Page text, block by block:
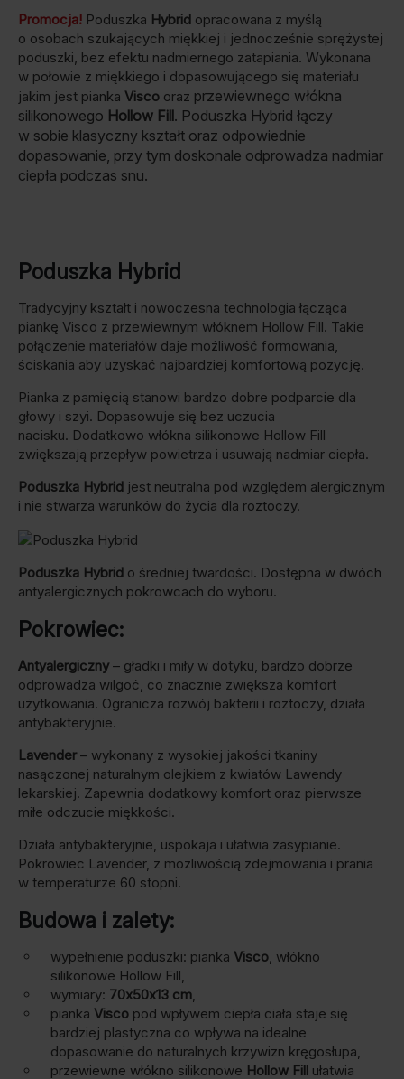
Promocja! Poduszka Hybrid opracowana z myślą
o osobach szukających miękkiej i jednocześnie sprężystej
poduszki, bez efektu nadmiernego zatapiania. Wykonana
w połowie z miękkiego i dopasowującego się materiału
jakim jest pianka Visco oraz przewiewnego włókna
silikonowego Hollow Fill . Poduszka Hybrid łączy
w sobie klasyczny kształt oraz odpowiednie
dopasowanie, przy tym doskonale odprowadza nadmiar
ciepła podczas snu.
Poduszka Hybrid
Tradycyjny kształt i nowoczesna technologia łącząca
piankę Visco z przewiewnym włóknem Hollow Fill. Takie
połączenie materiałów daje możliwość formowania,
ściskania aby uzyskać najbardziej komfortową pozycję.
Pianka z pamięcią stanowi bardzo dobre podparcie dla
głowy i szyi. Dopasowuje się bez uczucia
nacisku. Dodatkowo włókna silikonowe Hollow Fill
zwiększają przepływ powietrza i usuwają nadmiar ciepła.
Poduszka Hybrid jest neutralna pod względem alergicznym
i nie stwarza warunków do życia dla roztoczy.
Poduszka Hybrid o średniej twardości. Dostępna w dwóch
antyalergicznych pokrowcach do wyboru.
Pokrowiec:
Antyalergiczny – gładki i miły w dotyku, bardzo dobrze
odprowadza wilgoć, co znacznie zwiększa komfort
użytkowania. Ogranicza rozwój bakterii i roztoczy, działa
antybakteryjnie.
Lavender– wykonany z wysokiej jakości tkaniny
nasączonej naturalnym olejkiem z kwiatów Lawendy
lekarskiej. Zapewnia dodatkowy komfort oraz pierwsze
miłe odczucie miękkości.
Działa antybakteryjnie, uspokaja i ułatwia zasypianie.
Pokrowiec Lavender, z możliwością zdejmowania i prania
w temperaturze 60 stopni.
Budowa i zalety:
wypełnienie poduszki: pianka Visco , włókno
silikonowe Hollow Fill,
wymiary: 70x50x13 cm
pianka Visco pod wpływem ciepła ciała staje się
bardziej plastyczna co wpływa na idealne
dopasowanie do naturalnych krzywizn kręgosłupa,
przewiewne włókno silikonowe Hollow Fill ułatwia